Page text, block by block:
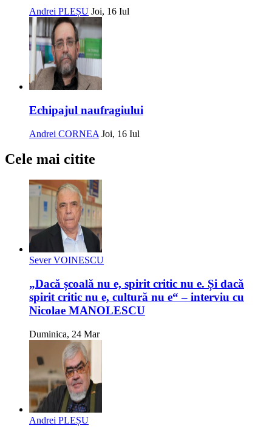
Andrei PLEȘU Joi, 16 Iul
Echipajul naufragiului
Andrei CORNEA Joi, 16 Iul
Cele mai citite
Sever VOINESCU
„Dacă școală nu e, spirit critic nu e. Și dacă
spirit critic nu e, cultură nu e“ – interviu cu
Nicolae MANOLESCU
Duminica, 24 Mar
Andrei PLEȘU